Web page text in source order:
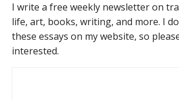
I write a free weekly newsletter on
life, art, books, writing, and more. I
these essays on my website, so
interested.